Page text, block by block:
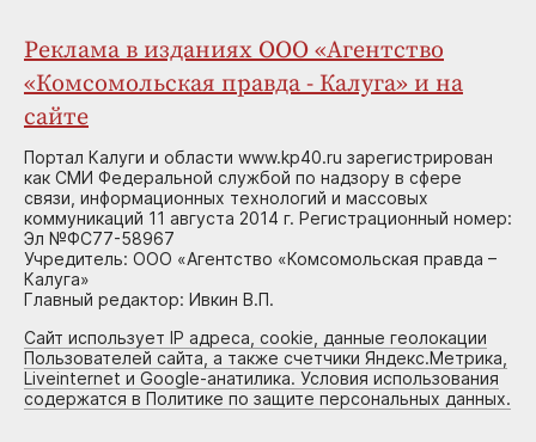
Реклама в изданиях ООО «Агентство
«Комсомольская правда - Калуга» и на
сайте
Портал Калуги и области www.kp40.ru зарегистрирован
как СМИ Федеральной службой по надзору в сфере
связи, информационных технологий и массовых
коммуникаций 11 августа 2014 г. Регистрационный номер:
Эл №ФС77-58967
Учредитель: ООО «Агентство «Комсомольская правда –
Калуга»
Главный редактор: Ивкин В.П.
Сайт использует IP адреса, cookie, данные геолокации
Пользователей сайта, а также счетчики Яндекс.Метрика,
Liveinternet и Google-анатилика. Условия использования
содержатся в Политике по защите персональных данных.